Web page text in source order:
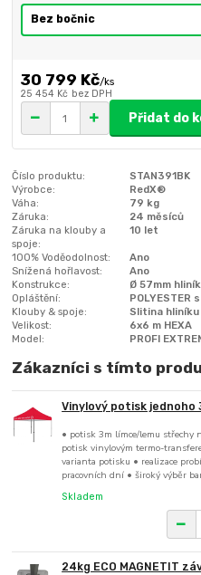
30 799 Kč/ks
25 454 Kč bez DPH
Přidat do
Číslo produktu:
STAN391BK
Výrobce:
RedX®
Váha:
79 kg
Záruka:
24 měsíců
Záruka na klouby a
spoje:
10 let
100% Voděodolnost:
Ano
Snížená hořlavost:
Ano
Konstrukce:
Ø 57mm hliník
Opláštění:
POLYESTER
Klouby & spoje:
Slitina hliníku
Velikost:
6x6 m HEXA
Model:
PROFI
Zákazníci s tímto
Vinylový potisk jednoho
• potisk 3m límce/lemu střechy
potisk vinylovým termo-
varianta potisku • realizace
pracovních dní • široký výběr
Skladem
24kg ECO MAGNETIT